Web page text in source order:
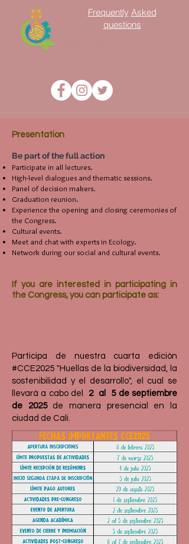
Frequently Asked
questions
Presentation
Be part of the full action
Participate in all lectures.
High-level dialogues and thematic sessions.
Panel of decision makers.
Graduation reunion.
Experience the opening and closing ceremonies of
the Congress.
Cultural events.
Meet and chat with experts in Ecology.
Network during our social and cultural events.
If you are interested in participating in
the Congress, you can participate as:
Participa de nuestra cuarta edición
#CCE2025 "Huellas de la biodiversidad, la
sostenibilidad y el desarrollo", el cual se
llevará a cabo del 2 al 5 de septiembre
de 2025de manera presencial en la
ciudad de Cali.